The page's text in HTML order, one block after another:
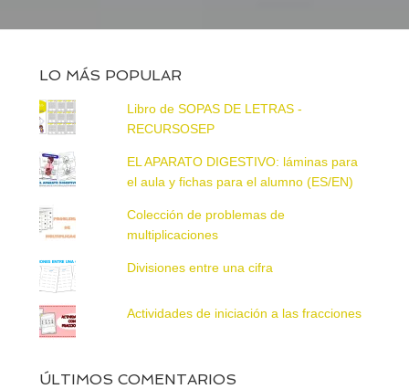
LO MÁS POPULAR
Libro de SOPAS DE LETRAS -
RECURSOSEP
EL APARATO DIGESTIVO: láminas para
el aula y fichas para el alumno (ES/EN)
Colección de problemas de
multiplicaciones
Divisiones entre una cifra
Actividades de iniciación a las fracciones
ÚLTIMOS COMENTARIOS